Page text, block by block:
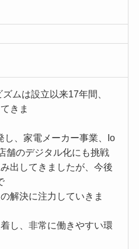
ムは設立以来17年間、
きま
し、家電メーカー事業、Io
舗のデジタル化にも挑戦
出してきましたが、今後
解決に注力していきま
し、非常に働きやすい環